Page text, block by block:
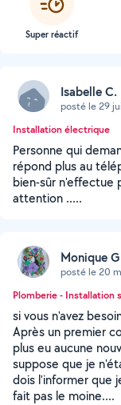
Super réactif
Isabelle C.
posté le 29
Installation électrique
Personne qui
répond plus au
bien-sûr n'effectue
attention .....
Monique
posté le 20
Plomberie - Installation
si vous n'avez
Après un premier
plus eu aucune
suppose que je
dois l'informer que
fait pas le moine....